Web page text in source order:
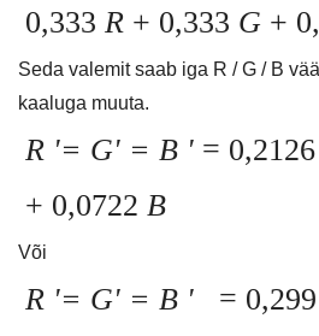
0,333 R + 0,333 G +
Seda valemit saab iga R / G / B
kaaluga muuta.
R '= G' = B ' = 0,2126
+ 0,0722 B
Või
R '= G' = B ' = 0,299